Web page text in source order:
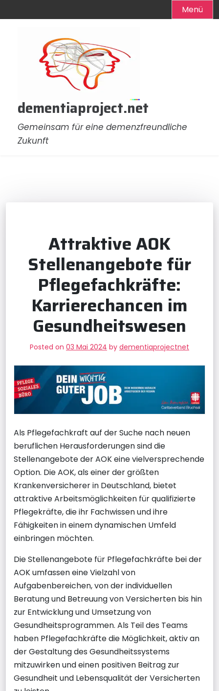
Menü
dementiaproject.net
Gemeinsam für eine demenzfreundliche
Zukunft
Attraktive AOK
Stellenangebote für
Pflegefachkräfte:
Karrierechancen im
Gesundheitswesen
Posted on 03 Mai 2024 by dementiaprojectnet
Als Pflegefachkraft auf der Suche nach neuen
beruflichen Herausforderungen sind die
Stellenangebote der AOK eine vielversprechende
Option. Die AOK, als einer der größten
Krankenversicherer in Deutschland, bietet
attraktive Arbeitsmöglichkeiten für qualifizierte
Pflegekräfte, die ihr Fachwissen und ihre
Fähigkeiten in einem dynamischen Umfeld
einbringen möchten.
Die Stellenangebote für Pflegefachkräfte bei der
AOK umfassen eine Vielzahl von
Aufgabenbereichen, von der individuellen
Beratung und Betreuung von Versicherten bis hin
zur Entwicklung und Umsetzung von
Gesundheitsprogrammen. Als Teil des Teams
haben Pflegefachkräfte die Möglichkeit, aktiv an
der Gestaltung des Gesundheitssystems
mitzuwirken und einen positiven Beitrag zur
Gesundheit und Lebensqualität der Versicherten